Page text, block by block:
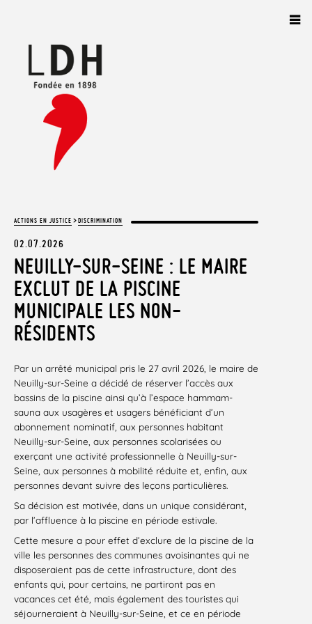
ACTIONS EN JUSTICE >DISCRIMINATION
02.07.2026
NEUILLY-SUR-SEINE : LE MAIRE
EXCLUT DE LA PISCINE
MUNICIPALE LES NON-
RÉSIDENTS
Par un arrêté municipal pris le 27 avril 2026, le maire de
Neuilly-sur-Seine a décidé de réserver l’accès aux
bassins de la piscine ainsi qu’à l’espace hammam-
sauna aux usagères et usagers bénéficiant d’un
abonnement nominatif, aux personnes habitant
Neuilly-sur-Seine, aux personnes scolarisées ou
exerçant une activité professionnelle à Neuilly-sur-
Seine, aux personnes à mobilité réduite et, enfin, aux
personnes devant suivre des leçons particulières.
Sa décision est motivée, dans un unique considérant,
par l’affluence à la piscine en période estivale.
Cette mesure a pour effet d’exclure de la piscine de la
ville les personnes des communes avoisinantes qui ne
disposeraient pas de cette infrastructure, dont des
enfants qui, pour certains, ne partiront pas en
vacances cet été, mais également des touristes qui
séjourneraient à Neuilly-sur-Seine, et ce en période